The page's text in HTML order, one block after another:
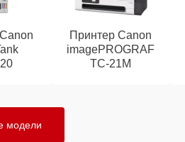
Принтер Canon
imagePROGRAF
TC‑21M
модели